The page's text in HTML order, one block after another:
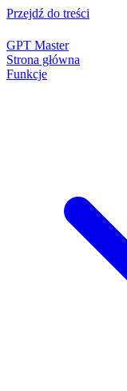
Przejdź do treści
GPT Master
Strona główna
Funkcje